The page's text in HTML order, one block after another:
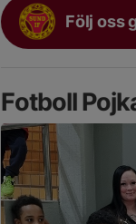
Följ oss
Fotboll